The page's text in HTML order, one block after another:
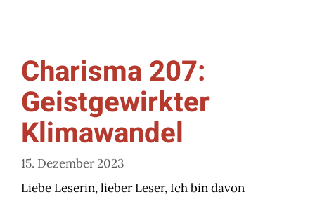
Charisma 207:
Geistgewirkter
Klimawandel
15. Dezember 2023
Liebe Leserin, lieber Leser, Ich bin davon